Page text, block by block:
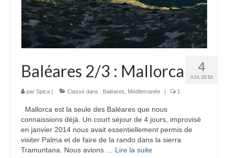
4
JUIL 2016
Baléares 2/3 : Mallorca
par Spica | Classé dans : Baléares Méditerranée | 1
Mallorca est la seule des Baléares que nous
connaissions déjà. Un court séjour de 4 jours, improvisé
en janvier 2014 nous avait essentiellement permis de
visiter Palma et de faire de la rando dans la sierra
Tramuntana. Nous avions … Lire la suite­­